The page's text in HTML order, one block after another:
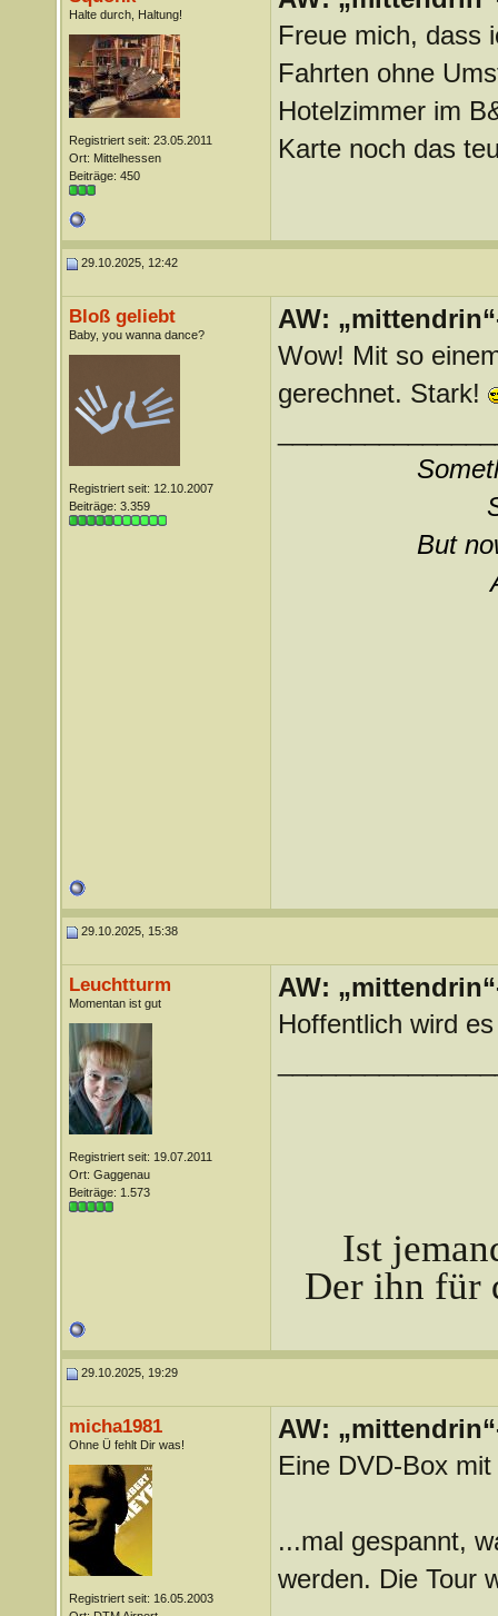
Halte durch, Haltung!
Registriert seit: 23.05.2011
Ort: Mittelhessen
Beiträge: 450
Freue mich, dass
Fahrten ohne
Hotelzimmer im
Karte noch das
29.10.2025, 12:42
Bloß geliebt
Baby, you wanna dance?
Registriert seit: 12.10.2007
Beiträge: 3.359
AW:
Wow! Mit so
gerechnet. Stark!
But
29.10.2025, 15:38
Leuchtturm
Momentan ist gut
Registriert seit: 19.07.2011
Ort: Gaggenau
Beiträge: 1.573
AW:
Hoffentlich wird
Ist
Der ihn für
29.10.2025, 19:29
micha1981
Ohne Ü fehlt Dir was!
Registriert seit: 16.05.2003
AW:
Eine DVD-Box
...mal gespannt,
werden. Die Tour